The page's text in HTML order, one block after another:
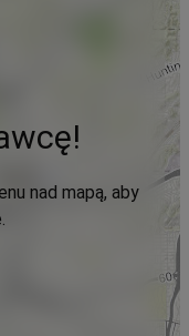
nad mapą, aby